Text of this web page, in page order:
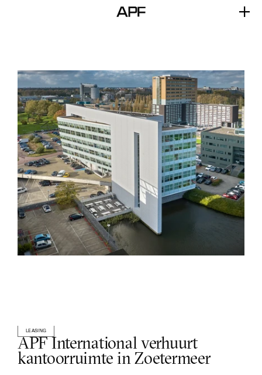
LEASING
APF International verhuurt
kantoorruimte in Zoetermeer